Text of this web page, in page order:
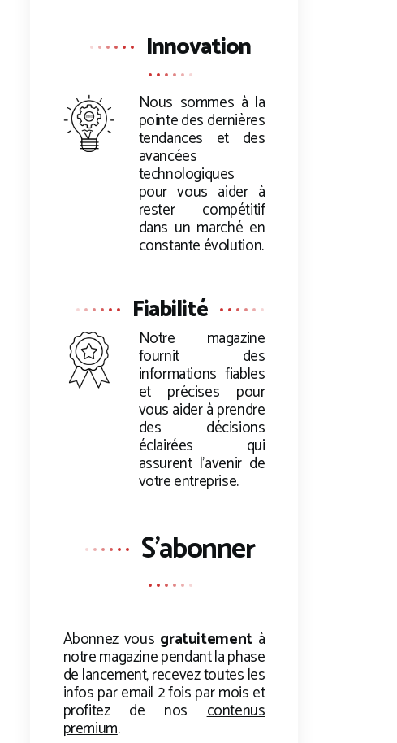
Innovation
Nous sommes à la
pointe des dernières
tendances et des
avancées
technologiques
pour vous aider à
rester compétitif
dans un marché en
constante évolution.
Fiabilité
Notre magazine
fournit des
informations fiables
et précises pour
vous aider à prendre
des décisions
éclairées qui
assurent l’avenir de
votre entreprise.
S'abonner
Abonnez vous gratuitementà
notre magazine pendant la phase
de lancement, recevez toutes les
infos par email 2 fois par mois et
profitez de noscontenus
premium.